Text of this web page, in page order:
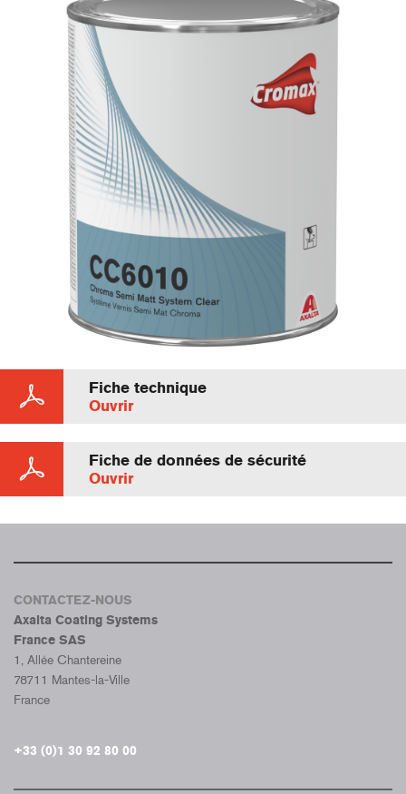
Fiche technique
Ouvrir
Fiche de données de sécurité
Ouvrir
CONTACTEZ-NOUS
Axalta Coating Systems
France SAS
1, Allée Chantereine
78711 Mantes-la-Ville
France
+33 (0)1 30 92 80 00